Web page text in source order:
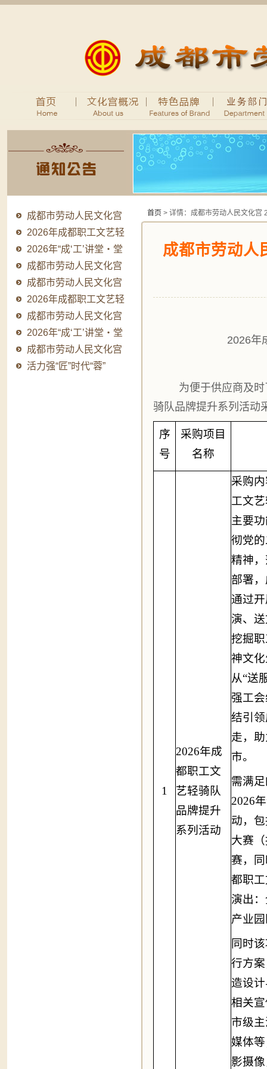
成都市劳动人民文化宫
2026年法律顾问..
2026年成都职工文艺轻
骑队品牌提升系..
2026年“成‘工’讲堂・堂
堂有料”职..
成都市劳动人民文化宫
2026年成“工”..
成都市劳动人民文化宫
主题微短剧创作..
2026年成都职工文艺轻
骑队品牌提升系..
成都市劳动人民文化宫
2026年成“工”..
2026年“成‘工’讲堂・堂
堂有料”职..
成都市劳动人民文化宫
主题微短剧创作..
活力强“匠”时代“蓉”
首页 > 详情：成都市劳动人民文化宫
成都市劳动人
2026年
为便于供应商及
骑队品牌提升系列活动
序
号
采购项目
名称
1
2026年成
都职工文
艺轻骑队
品牌提升
系列活动
采购
工文
主要
彻党
精神
部署
通过
演、
挖掘
神文
从“送
强工
结引
走，
市。
需满
2026
动，
大赛
赛，
都职
演出
产业
同时
行方
造设
相关
市级
媒体
影摄